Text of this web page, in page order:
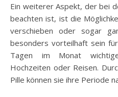
Ein weiterer Aspekt, der bei
beachten ist, ist die
verschieben oder sogar
besonders vorteilhaft sein
Tagen im Monat
Hochzeiten oder Reisen.
Pille können sie ihre Periode